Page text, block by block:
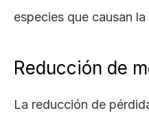
especies que causan
Reducción de
La reducción de